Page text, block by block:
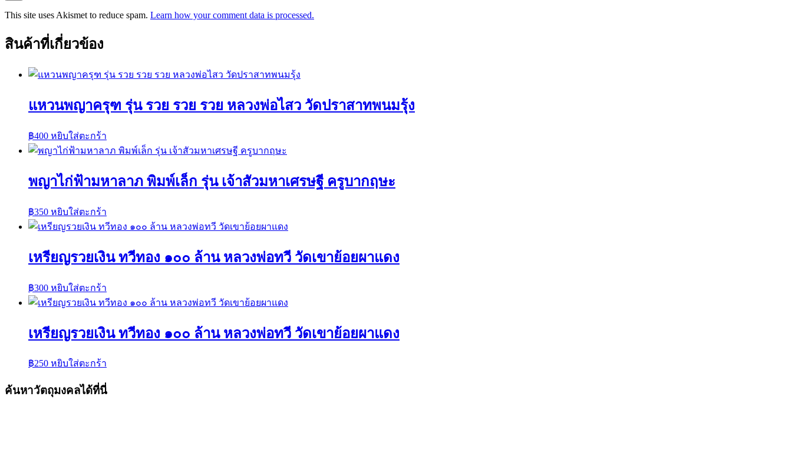
This site uses Akismet to reduce spam. Learn how your comment data is processed.
สินค้าที่เกี่ยวข้อง
แหวนพญาครุฑ รุ่น รวย รวย รวย หลวงพ่อไสว วัดปราสาทพนมรุ้ง
฿400 หยิบใส่ตะกร้า
พญาไก่ฟ้ามหาลาภ พิมพ์เล็ก รุ่น เจ้าสัวมหาเศรษฐี ครูบากฤษะ
฿350 หยิบใส่ตะกร้า
เหรียญรวยเงิน ทวีทอง ๑๐๐ ล้าน หลวงพ่อทวี วัดเขาย้อยผาแดง
฿300 หยิบใส่ตะกร้า
เหรียญรวยเงิน ทวีทอง ๑๐๐ ล้าน หลวงพ่อทวี วัดเขาย้อยผาแดง
฿250 หยิบใส่ตะกร้า
ค้นหาวัตถุมงคลได้ที่นี่